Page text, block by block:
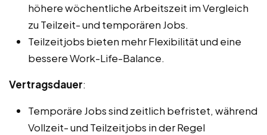
höhere wöchentliche Arbeitszeit im Vergleich
zu Teilzeit- und temporären Jobs.
Teilzeitjobs bieten mehr Flexibilität und eine
bessere Work-Life-Balance.
Vertragsdauer:
Temporäre Jobs sind zeitlich befristet, während
Vollzeit- und Teilzeitjobs in der Regel